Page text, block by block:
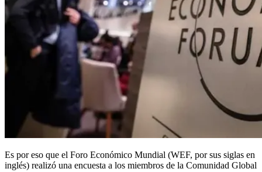
Es por eso que el Foro Económico Mundial (WEF, por sus siglas en
inglés) realizó una encuesta a los miembros de la Comunidad Global